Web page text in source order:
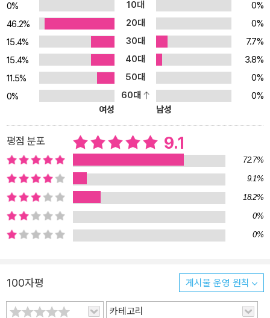
혀야 한다는 뜻으로 해석하기 충분할 지지였다.
0% 10대
0%
46.2%
20대
0%
15.4%
30대
7.7%
15.4%
40대
3.8%
11.5%
50대
0%
0%
60대
0%
여성
남성
평점 분포 9.1
72.7%
9.1%
18.2%
0%
0%
100자평 게시물 운영 원칙
카테고리